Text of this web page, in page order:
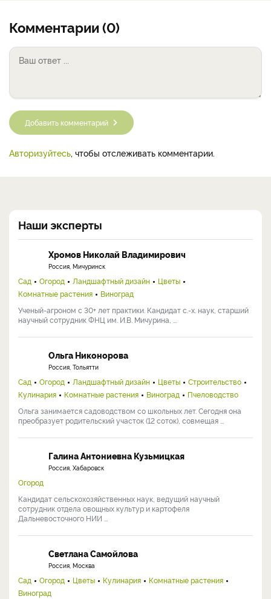
Комментарии (0)
Добавить комментарий
Авторизуйтесь, чтобы отслеживать комментарии.
Наши эксперты
Хромов Николай Владимирович
Россия, Мичуринск
Сад Огород Ландшафтный дизайн
Цветы
Комнатные растения
Виноград
Ученый-агроном с 30+ лет практики. Кандидат с.-х. наук, старший
научный сотрудник ФНЦ им. И.В. Мичурина, ...
Ольга Никонорова
Россия, Тольятти
Сад Огород Ландшафтный дизайн Цветы
Строительство
Кулинария
Комнатные растения Виноград
Пчеловодство
Ольга занимается садоводством со школьных лет. Сегодня она
преобразует родительский участок (12 соток), совмещая ...
Галина Антониевна Кузьмицкая
Россия, Хабаровск
Огород
Кандидат сельскохозяйственных наук, ведущий научный
сотрудник отдела овощных культур и картофеля
Дальневосточного НИИ ...
Светлана Самойлова
Россия, Москва
Сад Огород Цветы Кулинария
Комнатные растения
Виноград